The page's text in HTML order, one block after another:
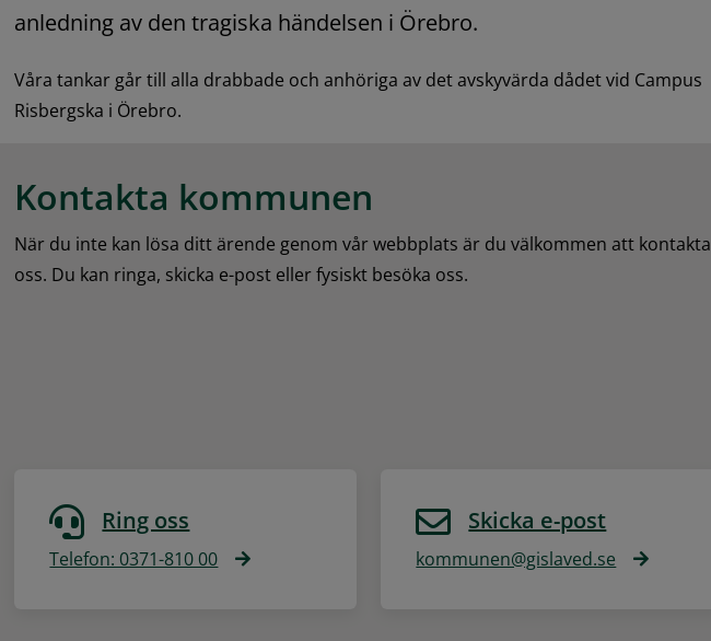
anledning av den tragiska händelsen i Örebro.
Våra tankar går till alla drabbade och anhöriga av det avskyvärda dådet vid Campus
Risbergska i Örebro.
Kontakta kommunen
När du inte kan lösa ditt ärende genom vår webbplats är du välkommen att kontakta
oss. Du kan ringa, skicka e-post eller fysiskt besöka oss.
Ring oss
Telefon: 0371-810 00
Skicka e-post
kommunen@gislaved.se